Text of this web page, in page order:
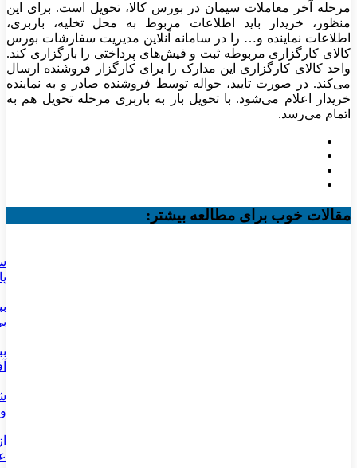
مرحله آخر معاملات سیمان در بورس کالا، تحویل است. برای این
منظور، خریدار باید اطلاعات مربوط به محل تخلیه، باربری،
اطلاعات نماینده و… را در سامانه آنلاین مدیریت سفارشات بورس
کالای کارگزاری مربوطه ثبت و فیش‌های پرداختی را بارگزاری کند.
واحد کالای کارگزاری این مدارک را برای کارگزار فروشنده ارسال
می‌کند. در صورت تایید، حواله توسط فروشنده صادر و به نماینده
خریدار اعلام می‌شود. با تحویل بار به باربری مرحله تحویل هم به
اتمام می‌رسد.
مقالات خوب برای مطالعه بیشتر: